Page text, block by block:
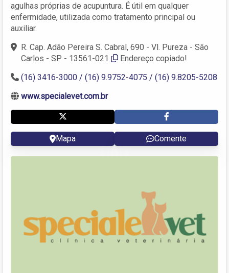
agulhas próprias de acupuntura. É útil em qualquer
enfermidade, utilizada como tratamento principal ou
auxiliar.
R. Cap. Adão Pereira S. Cabral, 690 - Vl. Pureza - São
Carlos - SP - 13561-021
Endereço copiado!
(16) 3416-3000 / (16) 9.9752-4075 / (16) 9.8205-5208
www.specialevet.com.br
Mapa Comente